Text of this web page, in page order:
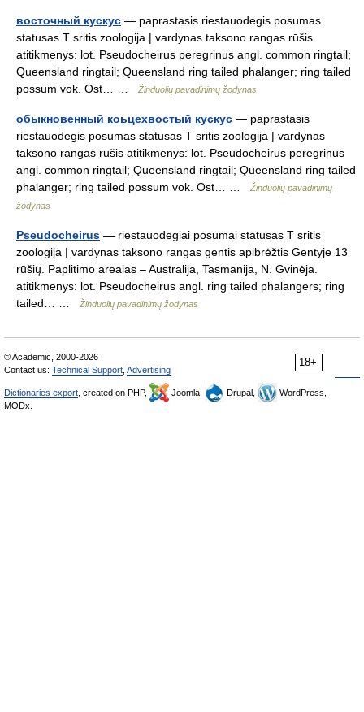
восточный кускус — paprastasis riestauodegis posumas
statusas T sritis zoologija | vardynas taksono rangas rūšis
atitikmenys: lot. Pseudocheirus peregrinus angl. common ringtail;
Queensland ringtail; Queensland ring tailed phalanger; ring tailed
possum vok. Ost… …
Žinduolių pavadinimų žodynas
обыкновенный коьцехвостый кускус — paprastasis
riestauodegis posumas statusas T sritis zoologija | vardynas
taksono rangas rūšis atitikmenys: lot. Pseudocheirus peregrinus
angl. common ringtail; Queensland ringtail; Queensland ring tailed
phalanger; ring tailed possum vok. Ost… …
Žinduolių pavadinimų
žodynas
Pseudocheirus — riestauodegiai posumai statusas T sritis
zoologija | vardynas taksono rangas gentis apibrėžtis Gentyje 13
rūšių. Paplitimo arealas – Australija, Tasmanija, N. Gvinėja.
atitikmenys: lot. Pseudocheirus angl. ring tailed phalangers; ring
tailed… …
Žinduolių pavadinimų žodynas
18+
© Academic, 2000-2026
Contact us: Technical Support Advertising
Dictionaries export , created on PHP, Joomla, Drupal,
WordPress,
MODx.